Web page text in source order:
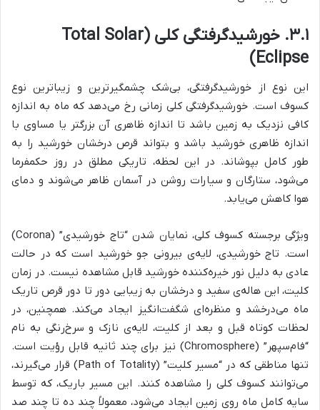
۳.۱. خورشیدگرفتگی کلی (Total Solar
Eclipse)
این نوع از خورشیدگرفتگی، بی‌شک چشمگیرترین و زیباترین نوع
کسوف است. خورشیدگرفتگی کلی زمانی رخ می‌دهد که ماه به اندازه
کافی نزدیک به زمین باشد تا اندازه ظاهری آن بزرگتر یا مساوی با
اندازه ظاهری خورشید باشد و بتواند قرص درخشان خورشید را به
طور کامل بپوشاند. در این لحظه، تاریکی مطلق در روز حکمفرما
می‌شود، ستارگان و سیارات روشن در آسمان ظاهر می‌شوند و دمای
هوا کاهش می‌یابد.
ویژگی برجسته کسوف کلی، نمایان شدن “تاج خورشیدی” (Corona)
است. تاج خورشیدی، لایه‌ی بیرونی جو خورشید است که در حالت
عادی به دلیل نور خیره‌کننده خورشید قابل مشاهده نیست. در زمان
کلیت، این هاله‌ی سفید و درخشان به زیبایی دور تا دور قرص تاریک
ماه می‌درخشد و منظره‌ای شگفت‌انگیز ایجاد می‌کند. همچنین، در
لحظات کوتاه قبل و بعد از کلیت، لایه‌ی نازک و سرخ‌رنگی به نام
“فام‌سپهر” (Chromosphere) نیز برای چند ثانیه قابل رؤیت است.
تنها مناطقی که در “مسیر کلیت” (Path of Totality) قرار می‌گیرند،
می‌توانند کسوف کلی را مشاهده کنند. این مسیر باریک، که توسط
سایه کامل ماه روی زمین ایجاد می‌شود، معمولاً چند ده تا چند صد